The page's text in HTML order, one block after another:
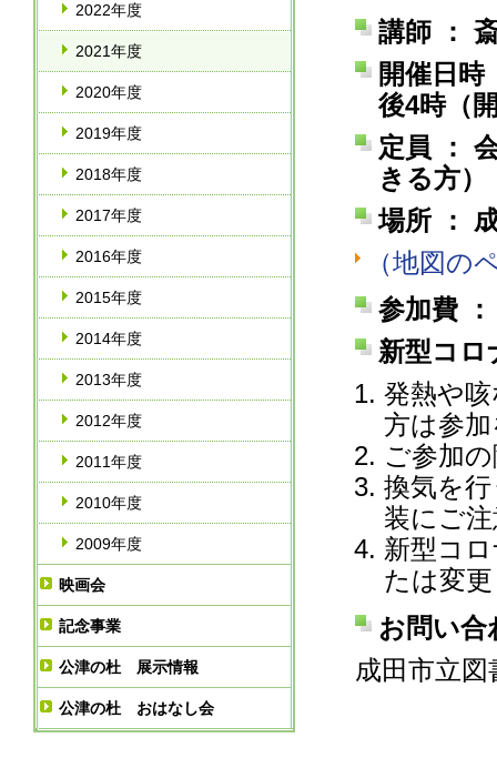
2022年度
2021年度
2020年度
2019年度
2018年度
2017年度
2016年度
2015年度
2014年度
2013年度
2012年度
2011年度
2010年度
2009年度
映画会
記念事業
公津の杜 展示情報
公津の杜 おはなし会
講師 ：
開催日時
後4時（
定員 ：
きる方）
場所 ：
（地図の
参加費
新型コロ
発熱や
方は参
ご参加
換気を
装にご
新型コ
たは変
お問い合
成田市立